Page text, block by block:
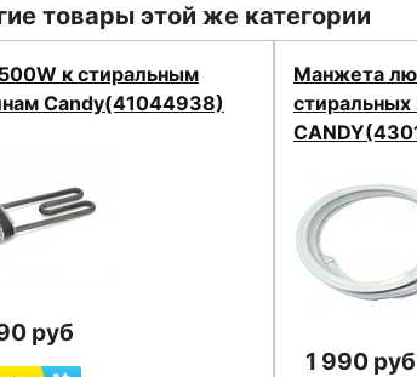
товары этой же категории
к стиральным
Candy(41044938)
руб
Манжета
1 990 руб